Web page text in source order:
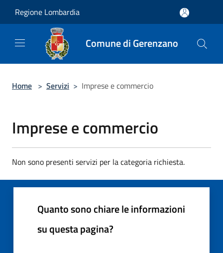
Regione Lombardia
Comune di Gerenzano
Home > Servizi > Imprese e commercio
Imprese e commercio
Non sono presenti servizi per la categoria richiesta.
Quanto sono chiare le informazioni
su questa pagina?